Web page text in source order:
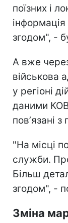
поїзних і
згодом", -
А вже
військова
у регіоні
даними
повʼязані
"На місці
служби.
Більш
згодом", -
Зміна